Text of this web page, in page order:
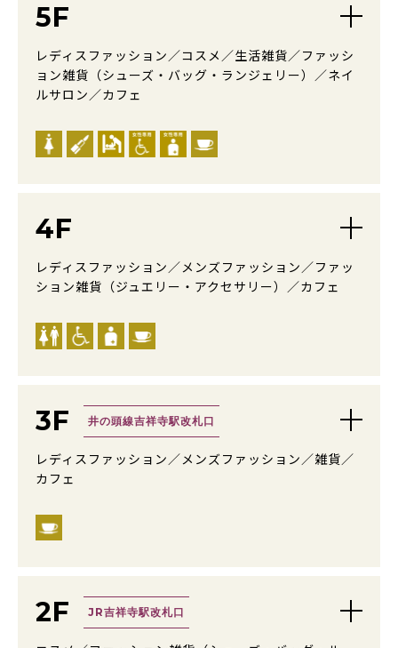
5F
レディスファッション／コスメ／生活雑貨／ファッシ
ョン雑貨（シューズ・バッグ・ランジェリー）／ネイ
ルサロン／カフェ
4F
レディスファッション／メンズファッション／ファッ
ション雑貨（ジュエリー・アクセサリー）／カフェ
3F 井の頭線吉祥寺駅改札口
レディスファッション／メンズファッション／雑貨／
カフェ
2F JR吉祥寺駅改札口